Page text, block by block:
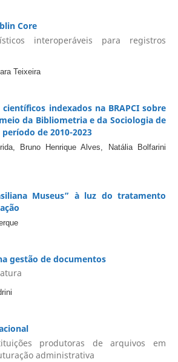
Core
interoperáveis para registros
Teixeira
indexados na BRAPCI sobre
da Bibliometria e da Sociologia de
de 2010-2023
Bruno Henrique Alves, Natália Bolfarini
Museus” à luz do tratamento
gestão de documentos
produtoras de arquivos em
administrativa